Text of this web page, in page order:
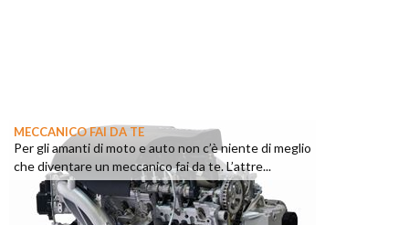
MECCANICO FAI DA TE
Per gli amanti di moto e auto non c’è niente di meglio
che diventare un meccanico fai da te. L’attre...